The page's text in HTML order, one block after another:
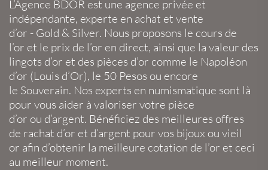
L’Agence BDOR est une agence privée et
indépendante, experte en achat et vente
d’or - Gold & Silver. Nous proposons le cours de
l’or et le prix de l’or en direct, ainsi que la valeur des
lingots d’or et des pièces d’or comme le Napoléon
d’or (Louis d’Or), le 50 Pesos ou encore
le Souverain. Nos experts en numismatique sont là
pour vous aider à valoriser votre pièce
d’or ou d’argent. Bénéficiez des meilleures offres
de rachat d’or et d’argent pour vos bijoux ou vieil
or afin d’obtenir la meilleure cotation de l’or et ceci
au meilleur moment.